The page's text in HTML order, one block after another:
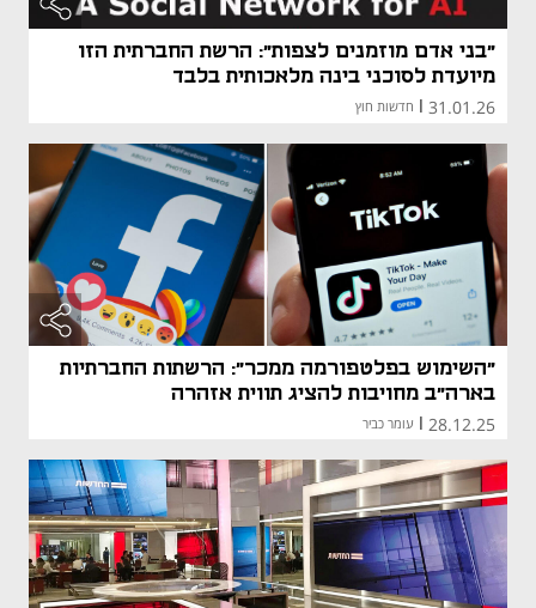
"בני אדם מוזמנים לצפות": הרשת החברתית הזו
מיועדת לסוכני בינה מלאכותית בלבד
31.01.26 חדשות חוץ
"השימוש בפלטפורמה ממכר": הרשתות החברתיות
בארה"ב מחויבות להציג תווית אזהרה
28.12.25 עומר כביר